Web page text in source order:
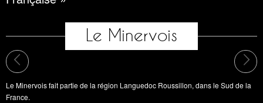
Le Minervois
Le Minervois fait partie de la région Languedoc Roussillon, dans le Sud de la
France.